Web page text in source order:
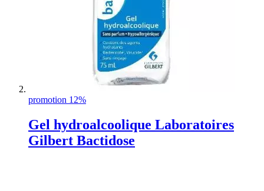
promotion 12%
Gel hydroalcoolique Laboratoires
Gilbert Bactidose